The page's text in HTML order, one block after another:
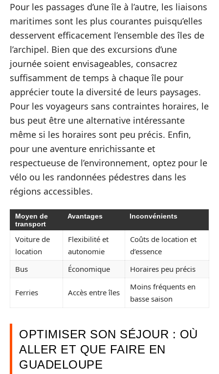
Pour les passages d’une île à l’autre, les liaisons
maritimes sont les plus courantes puisqu’elles
desservent efficacement l’ensemble des îles de
l’archipel. Bien que des excursions d’une
journée soient envisageables, consacrez
suffisamment de temps à chaque île pour
apprécier toute la diversité de leurs paysages.
Pour les voyageurs sans contraintes horaires, le
bus peut être une alternative intéressante
même si les horaires sont peu précis. Enfin,
pour une aventure enrichissante et
respectueuse de l’environnement, optez pour le
vélo ou les randonnées pédestres dans les
régions accessibles.
Moyen de
transport
Avantages Inconvénients
Voiture de
location
Flexibilité et
autonomie
Coûts de location et
d’essence
Bus
Économique Horaires peu précis
Ferries Accès entre îles
Moins fréquents en
basse saison
OPTIMISER SON SÉJOUR : OÙ
ALLER ET QUE FAIRE EN
GUADELOUPE